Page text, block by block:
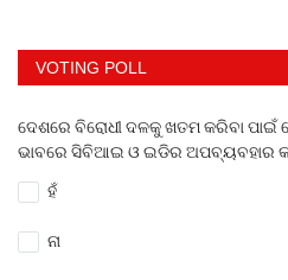
VOTING POLL
ଦେଶରେ ବିରୋଧୀ ଦଳକୁ ଖତମ କରିବା
ଭାବରେ ସିବିଆଇ ଓ ଇଡିର ଅପବ୍ୟବହାର
ହଁ
ନା